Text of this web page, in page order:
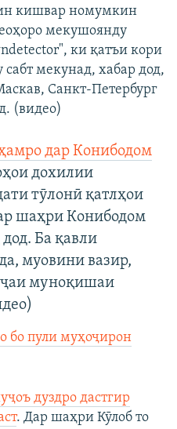
кишвар номумкин
мекушоянду
ки қатъи кори
мекунад, хабар дод,
Санкт-Петербург
(видео)
дар Конибодом
дохилии
тӯлонӣ қатлҳои
шаҳри Конибодом
Ба қавли
муовини вазир,
муноқишаи
бо пули муҳоҷирон
дуздро дастгир
. Дар шаҳри Кӯлоб то